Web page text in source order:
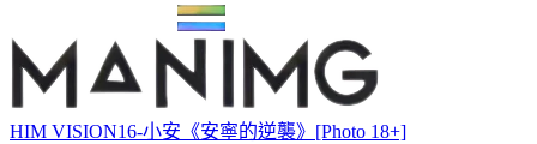
HIM VISION16-小安《安寧的逆襲》[Photo 18+]